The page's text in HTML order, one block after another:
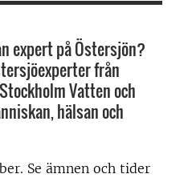
expert på Östersjön?
från
Vatten och
hälsan och
Se ämnen och tider